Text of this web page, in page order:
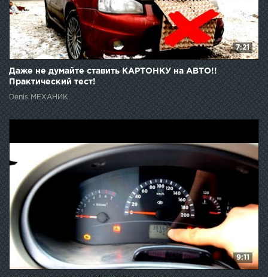
7:21
Даже не думайте ставить КАРТОНКУ на АВТО!!
Практический тест!
Denis МЕХАНИК
9:11